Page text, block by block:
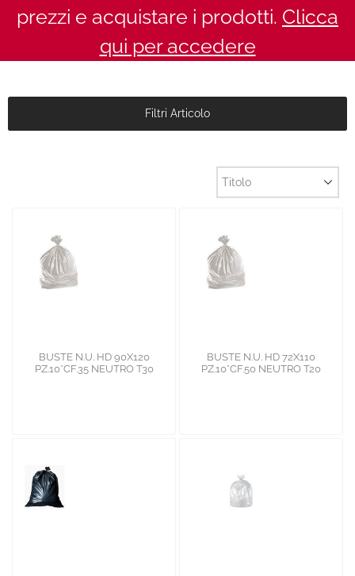
prezzi e acquistare i prodotti. Clicca
qui per accedere
Filtri Articolo
BUSTE N.U. HD 90X120
PZ.10*CF.35 NEUTRO T30
BUSTE N.U. HD 72X110
PZ.10*CF.50 NEUTRO T20